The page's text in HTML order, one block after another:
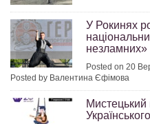
У Рокинях
незламних»
Posted on 20
Posted by Валентина Єфімова